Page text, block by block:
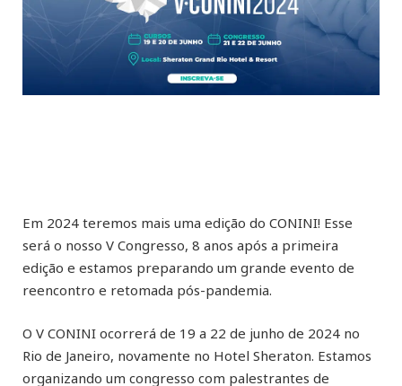
Em 2024 teremos mais uma edição do CONINI! Esse
será o nosso V Congresso, 8 anos após a primeira
edição e estamos preparando um grande evento de
reencontro e retomada pós-pandemia.
O V CONINI ocorrerá de 19 a 22 de junho de 2024 no
Rio de Janeiro, novamente no Hotel Sheraton. Estamos
organizando um congresso com palestrantes de